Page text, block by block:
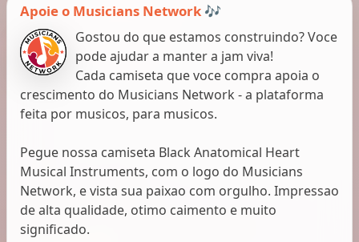
Apoie o Musicians Network 🎶
Gostou do que estamos construindo? Voce
pode ajudar a manter a jam viva!
Cada camiseta que voce compra apoia o
crescimento do Musicians Network - a plataforma
feita por musicos, para musicos.
Pegue nossa camiseta Black Anatomical Heart
Musical Instruments, com o logo do Musicians
Network, e vista sua paixao com orgulho. Impressao
de alta qualidade, otimo caimento e muito
significado.